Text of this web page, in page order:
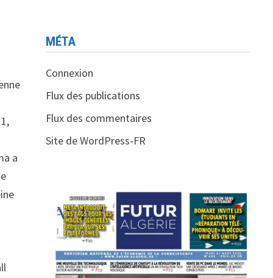
a
MÉTA
Connexion
Flux des publications
Flux des commentaires
Site de WordPress-FR